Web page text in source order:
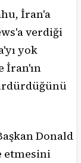
İran'a
verdiği
yok
İran'ın
Donald
etmesini